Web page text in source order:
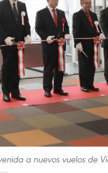
a nuevos vuelos de